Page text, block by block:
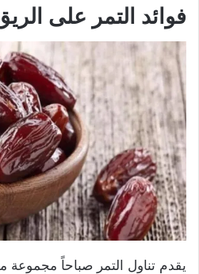
فوائد التمر على
يقدم تناول التمر صباحاً مجموعة